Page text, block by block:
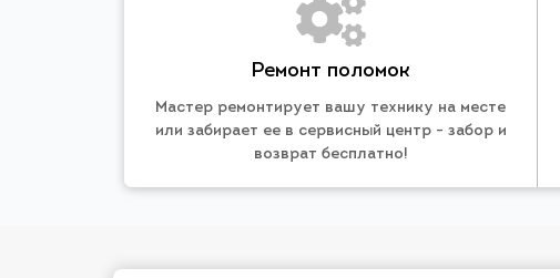
Ремонт поломок
Мастер ремонтирует вашу технику на месте
или забирает ее в сервисный центр - забор и
возврат бесплатно!